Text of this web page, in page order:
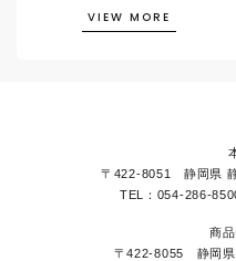
VIEW MORE
〒422-8051 静岡県
TEL：054-286-
商
〒422-8055 静岡県